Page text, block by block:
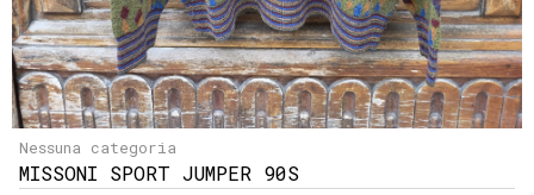
Nessuna categoria
MISSONI SPORT JUMPER 90S